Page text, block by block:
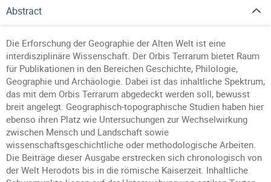
Abstract
Die Erforschung der Geographie der Alten Welt ist eine
interdisziplinäre Wissenschaft. Der Orbis Terrarum bietet Raum
für Publikationen in den Bereichen Geschichte, Philologie,
Geographie und Archäologie. Dabei ist das inhaltliche Spektrum,
das mit dem Orbis Terrarum abgedeckt werden soll, bewusst
breit angelegt. Geographisch-topographische Studien haben hier
ebenso ihren Platz wie Untersuchungen zur Wechselwirkung
zwischen Mensch und Landschaft sowie
wissenschaftsgeschichtliche oder methodologische Arbeiten.
Die Beiträge dieser Ausgabe erstrecken sich chronologisch von
der Welt Herodots bis in die römische Kaiserzeit. Inhaltliche